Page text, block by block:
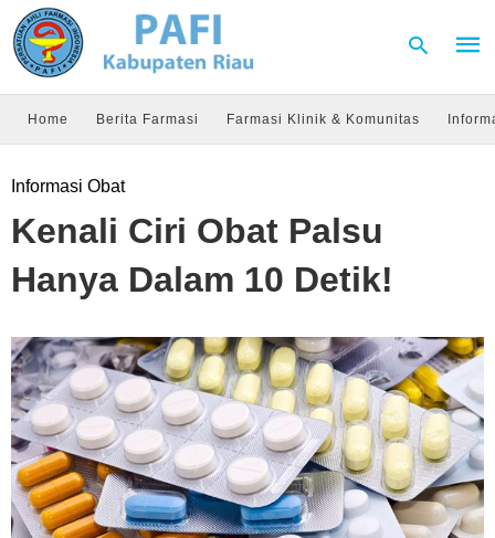
Home Berita Farmasi Farmasi Klinik & Komunitas
Informasi Obat
Kenali Ciri Obat Palsu
Hanya Dalam 10 Detik!